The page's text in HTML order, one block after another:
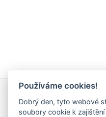
Rychlé odkazy
Používáme cookies!
Dobrý den, tyto webové
soubory cookie k